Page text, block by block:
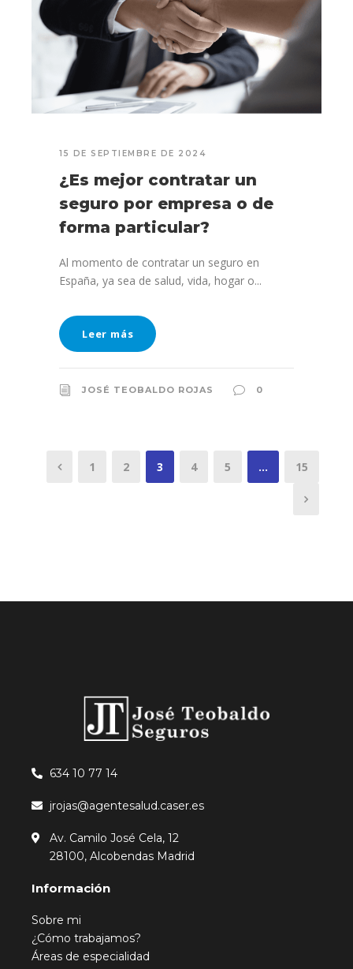
15 DE SEPTIEMBRE DE 2024
¿Es mejor contratar un
seguro por empresa o de
forma particular?
Al momento de contratar un seguro en
España, ya sea de salud, vida, hogar o...
Leer más
JOSÉ TEOBALDO ROJAS 0
1 2 3 4 5 … 15
634 10 77 14
jrojas@agentesalud.caser.es
Av. Camilo José Cela, 12
28100, Alcobendas Madrid
Información
Sobre mi
¿Cómo trabajamos?
Áreas de especialidad